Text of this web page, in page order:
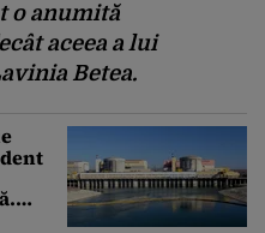
o anumită
aceea a lui
Betea.